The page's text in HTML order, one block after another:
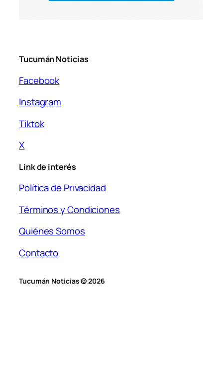
Tucumán Noticias
Facebook
Instagram
Tiktok
X
Link de interés
Política de Privacidad
Términos y Condiciones
Quiénes Somos
Contacto
Tucumán Noticias © 2026